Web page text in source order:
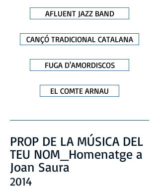
PROP DE LA MÚSICA DEL
TEU NOM_Homenatge a
Joan Saura
2014
AFLUENT JAZZ BAND
CANÇÓ TRADICIONAL CATALANA
FUGA D'AMORDISCOS
EL COMTE ARNAU